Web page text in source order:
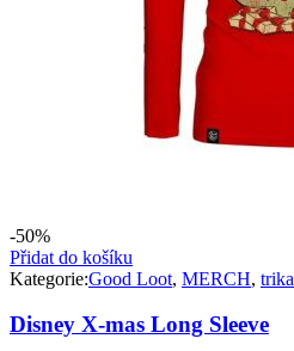
-50%
Přidat do košíku
Kategorie:Good Loot, MERCH, trika
Disney X-mas Long Sleeve